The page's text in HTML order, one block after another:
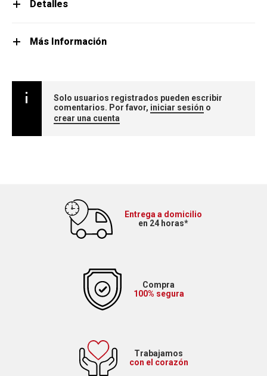
Detalles
Más Información
Solo usuarios registrados pueden escribir
comentarios. Por favor, iniciar sesión o
crear una cuenta
Entrega a domicilio
en 24 horas*
Compra
100% segura
Trabajamos
con el corazón